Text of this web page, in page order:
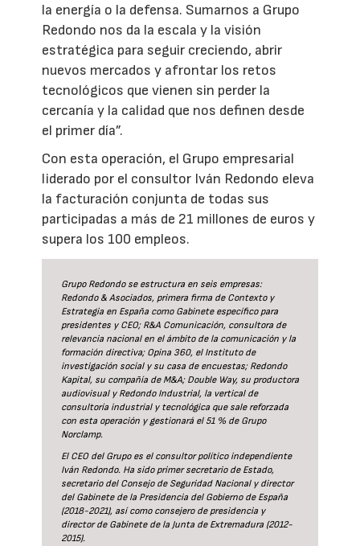
la energía o la defensa. Sumarnos a Grupo
Redondo nos da la escala y la visión
estratégica para seguir creciendo, abrir
nuevos mercados y afrontar los retos
tecnológicos que vienen sin perder la
cercanía y la calidad que nos definen desde
el primer día”.
Con esta operación, el Grupo empresarial
liderado por el consultor Iván Redondo eleva
la facturación conjunta de todas sus
participadas a más de 21 millones de euros y
supera los 100 empleos.
Grupo Redondo se estructura en seis empresas:
Redondo & Asociados, primera firma de Contexto y
Estrategia en España como Gabinete específico para
presidentes y CEO; R&A Comunicación, consultora de
relevancia nacional en el ámbito de la comunicación y la
formación directiva; Opina 360, el Instituto de
investigación social y su casa de encuestas; Redondo
Kapital, su compañía de M&A; Double Way, su productora
audiovisual y Redondo Industrial, la vertical de
consultoría industrial y tecnológica que sale reforzada
con esta operación y gestionará el 51 % de Grupo
Norclamp.
El CEO del Grupo es el consultor político independiente
Iván Redondo. Ha sido primer secretario de Estado,
secretario del Consejo de Seguridad Nacional y director
del Gabinete de la Presidencia del Gobierno de España
(2018-2021), así como consejero de presidencia y
director de Gabinete de la Junta de Extremadura (2012-
2015).